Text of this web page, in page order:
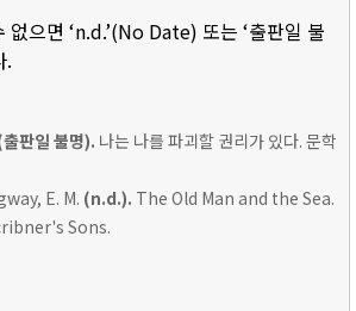
없으면 ‘n.d.’(No Date) 또는 ‘출판일 불
.
판일 불명). 나는 나를 파괴할 권리가 있다. 문학
E. M. (n.d.). The Old Man and the Sea.
Sons.